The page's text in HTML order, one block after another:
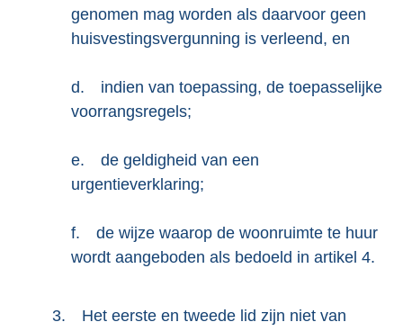
genomen mag worden als daarvoor geen
huisvestingsvergunning is verleend, en
d.
indien van toepassing, de toepasselijke
voorrangsregels;
e.
de geldigheid van een
urgentieverklaring;
f.
de wijze waarop de woonruimte te huur
wordt aangeboden als bedoeld in artikel 4.
3. Het eerste en tweede lid zijn niet van